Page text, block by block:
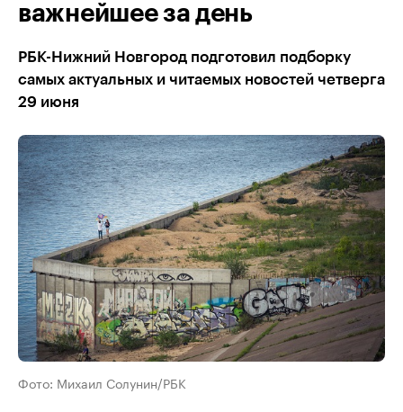
важнейшее за день
РБК-Нижний Новгород подготовил подборку
самых актуальных и читаемых новостей четверга
29 июня
Фото: Михаил Солунин/РБК